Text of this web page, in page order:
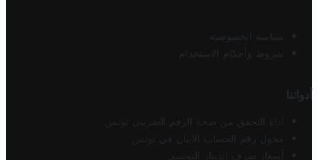
سياسة الخصوصية
شروط وأحكام الاستخدام
أدواتنا
أداة التحقق من صحة الرقم الضريبي تونس
محول رقم الحساب الآيبان في تونس
أسعار صرف الدينار التونسي